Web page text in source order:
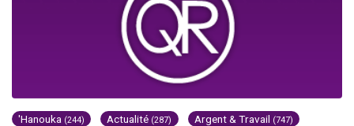
'Hanouka (244) Actualité (287) Argent & Travail (747)